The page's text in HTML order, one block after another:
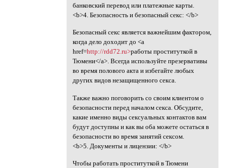
банковский перевод или платежные карты.
<b>4. Безопасность и безопасный секс: </b>
Безопасный секс является важнейшим фактором,
когда дело доходит до <a
href=http://rdd72.ru>работы проституткой в
Тюмени</a>. Всегда используйте презервативы
во время полового акта и избегайте любых
других видов незащищенного секса.
Также важно поговорить со своим клиентом о
безопасности перед началом секса. Обсудите,
какие именно виды сексуальных контактов вам
будут доступны и как вы оба можете остаться в
безопасности во время занятий сексом.
<b>5. Документы и лицензии: </b>
Чтобы работать проституткой в Тюмени